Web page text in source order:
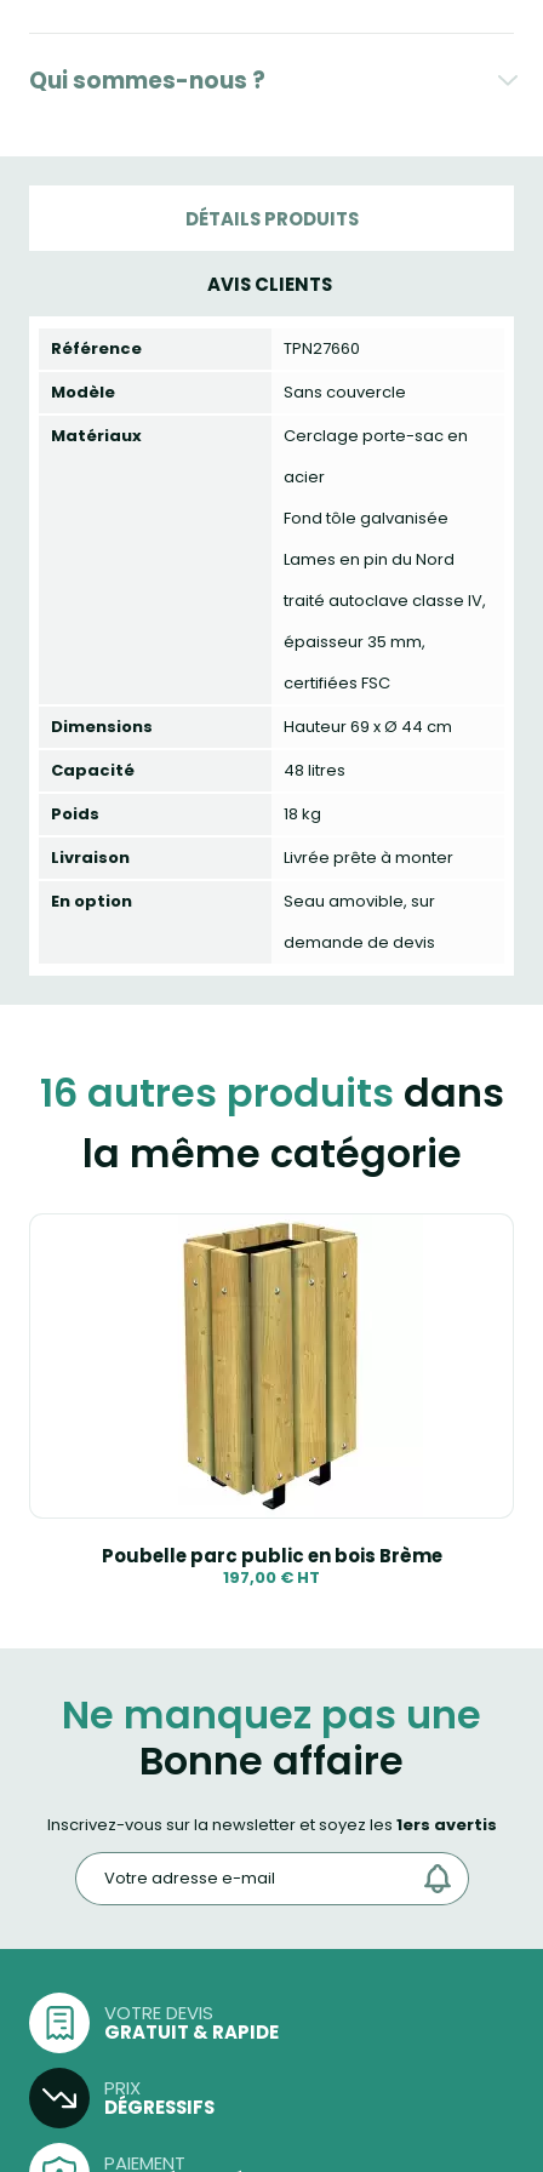
Qui sommes-nous ?
DÉTAILS PRODUITS
AVIS CLIENTS
Référence
TPN27660
Modèle
Sans couvercle
Matériaux
Cerclage porte-sac en
acier
Fond tôle galvanisée
Lames en pin du Nord
traité autoclave classe IV,
épaisseur 35 mm,
certifiées FSC
Dimensions
Hauteur 69 x Ø 44 cm
Capacité
48 litres
Poids
18 kg
Livraison
Livrée prête à monter
En option
Seau amovible, sur
demande de devis
16 autres produits dans
la même catégorie
Poubelle parc public en bois Brème
197,00 € HT
Ne manquez pas une
Bonne affaire
Inscrivez-vous sur la newsletter et soyez les 1ers avertis
VOTRE DEVIS
GRATUIT & RAPIDE
PRIX
DÉGRESSIFS
PAIEMENT